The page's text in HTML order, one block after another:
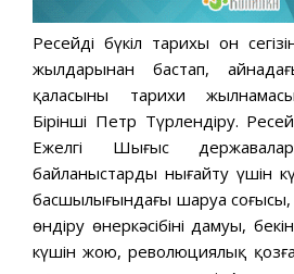
Ресейдің бүкіл тарихы он
жылдарынан бастап,
қаласының тарихи
Бірінші Петр Түрлендіру.
Ежелгі Шығыс
байланыстарды нығайту үшін
басшылығындағы шаруа
өндіру өнеркәсібінің дамуы,
күшін жою, революциялық